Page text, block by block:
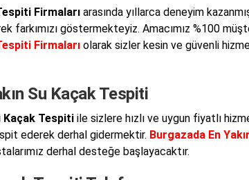
Firmalarıarasında yıllarca deneyim
farkımızı göstermekteyiz. Amacımız %100
Firmalarıolarak sizler kesin ve güvenli
Su Kaçak Tespiti
Kaçak Tespitiile sizlere hızlı ve uygun fiyatlı
ederek derhal gidermektir. Burgazada En
derhal desteğe başlayacaktır.